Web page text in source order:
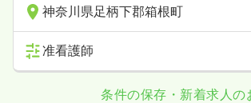
神奈川県足柄下郡箱根町
准看護師
条件の保存・新着求人の